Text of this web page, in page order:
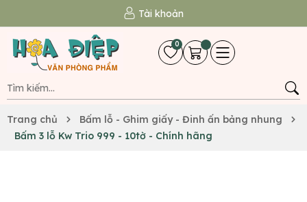
Tài khoản
0
Trang chủ
Bấm lỗ - Ghim giấy - Đinh ấn bảng nhung
Bấm 3 lỗ Kw Trio 999 - 10tờ - Chính hãng